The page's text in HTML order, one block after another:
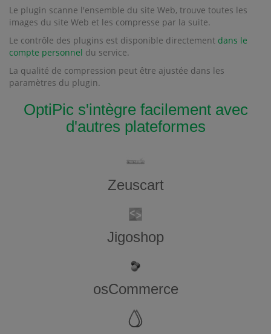
Le plugin scanne l'ensemble du site Web, trouve toutes les
images du site Web et les compresse par la suite.
Le contrôle des plugins est disponible directement dans le
compte personnel du service.
La qualité de compression peut être ajustée dans les
paramètres du plugin.
OptiPic s'intègre facilement avec
d'autres plateformes
Zeuscart
Jigoshop
osCommerce